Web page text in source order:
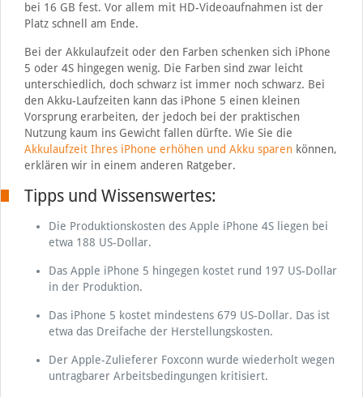
bei 16 GB fest. Vor allem mit HD-Videoaufnahmen ist der
Platz schnell am Ende.
Bei der Akkulaufzeit oder den Farben schenken sich iPhone
5 oder 4S hingegen wenig. Die Farben sind zwar leicht
unterschiedlich, doch schwarz ist immer noch schwarz. Bei
den Akku-Laufzeiten kann das iPhone 5 einen kleinen
Vorsprung erarbeiten, der jedoch bei der praktischen
Nutzung kaum ins Gewicht fallen dürfte. Wie Sie die
Akkulaufzeit Ihres iPhone erhöhen und Akku sparenkönnen,
erklären wir in einem anderen Ratgeber.
Tipps und Wissenswertes:
Die Produktionskosten des Apple iPhone 4S liegen bei
etwa 188 US-Dollar.
Das Apple iPhone 5 hingegen kostet rund 197 US-Dollar
in der Produktion.
Das iPhone 5 kostet mindestens 679 US-Dollar. Das ist
etwa das Dreifache der Herstellungskosten.
Der Apple-Zulieferer Foxconn wurde wiederholt wegen
untragbarer Arbeitsbedingungen kritisiert.